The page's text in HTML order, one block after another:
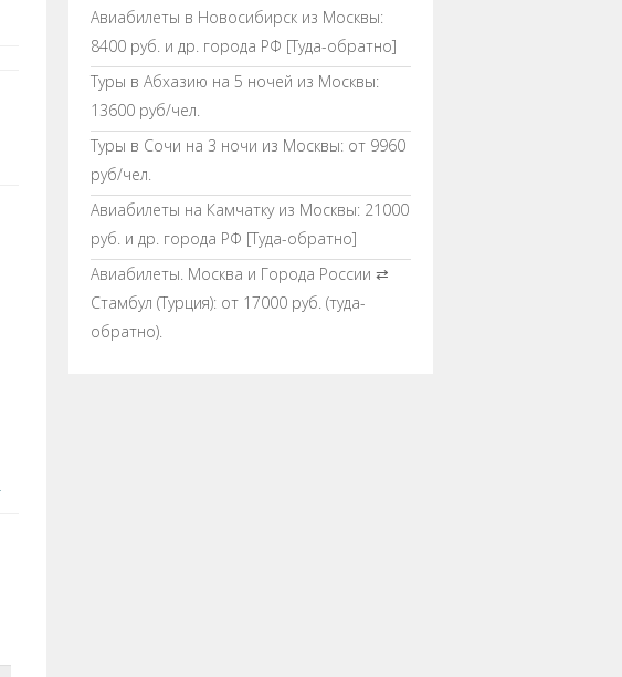
Авиабилеты в Новосибирск из Москвы:
8400 руб. и др. города РФ [Туда-обратно]
Туры в Абхазию на 5 ночей из Москвы:
13600 руб/чел.
Туры в Сочи на 3 ночи из Москвы: от 9960
руб/чел.
Авиабилеты на Камчатку из Москвы: 21000
руб. и др. города РФ [Туда-обратно]
Авиабилеты. Москва и Города России ⇄
Стамбул (Турция): от 17000 руб. (туда-
обратно).